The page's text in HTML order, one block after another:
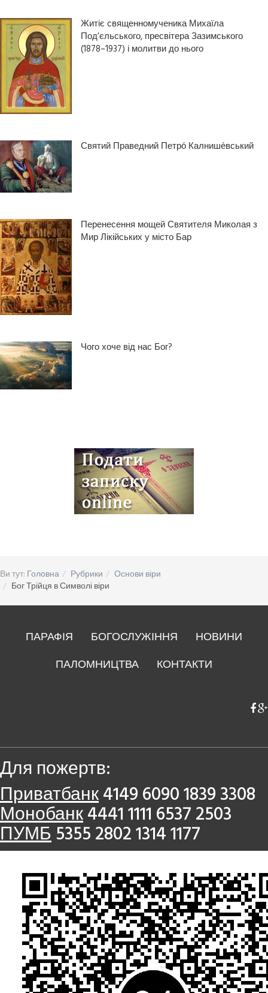
Житіє священномученика Михаїла
Под’єльського, пресвітера Зазимського
(1878–1937) і молитви до нього
Святий Праведний Петро́ Калнише́вський
Перенесення мощей Святителя Миколая з
Мир Лікійських у місто Бар
Чого хоче від нас Бог?
Ви тут: Головна Рубрики
Основи віри
Бог Трійця в Символі віри
ПАРАФІЯ БОГОСЛУЖІННЯ
НОВИНИ
ПАЛОМНИЦТВА
КОНТАКТИ
Для пожертв:
Приватбанк4149 6090 1839 3308
Монобанк4441 1111 6537 2503
ПУМБ5355 2802 1314 1177